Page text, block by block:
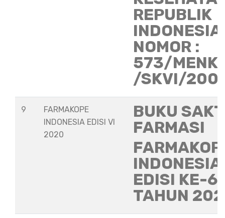
REPUBLIK
INDONESIA
NOMOR :
573/
/SKVI/
9
FARMAKOPE
INDONESIA EDISI VI
2020
BUKU
FARMASI
INDONESIA
EDISI KE-6
TAHUN